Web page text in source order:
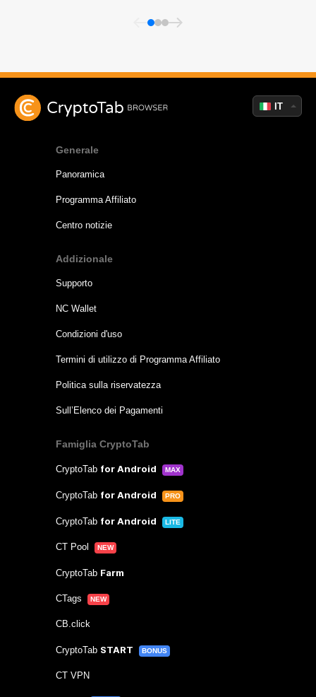
Generale
Panoramica
Programma Affiliato
Centro notizie
Addizionale
Supporto
NC Wallet
Condizioni d'uso
Termini di utilizzo di Programma Affiliato
Politica sulla riservatezza
Sull’Elenco dei Pagamenti
Famiglia CryptoTab
CryptoTab for Android MAX
CryptoTab for Android PRO
CryptoTab for Android LITE
CT Pool NEW
CryptoTab Farm
CTags NEW
CB.click
CryptoTab START BONUS
CT VPN
IT